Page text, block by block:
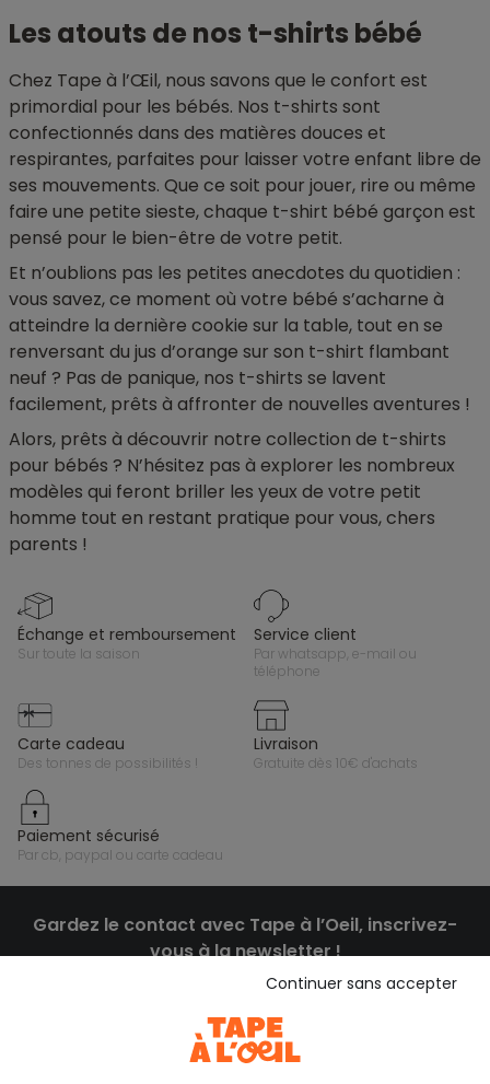
Les atouts de nos t-shirts bébé
Chez Tape à l’Œil, nous savons que le confort est
primordial pour les bébés. Nos t-shirts sont
confectionnés dans des matières douces et
respirantes, parfaites pour laisser votre enfant libre de
ses mouvements. Que ce soit pour jouer, rire ou même
faire une petite sieste, chaque t-shirt bébé garçon est
pensé pour le bien-être de votre petit.
Et n’oublions pas les petites anecdotes du quotidien :
vous savez, ce moment où votre bébé s’acharne à
atteindre la dernière cookie sur la table, tout en se
renversant du jus d’orange sur son t-shirt flambant
neuf ? Pas de panique, nos t-shirts se lavent
facilement, prêts à affronter de nouvelles aventures !
Alors, prêts à découvrir notre collection de t-shirts
pour bébés ? N’hésitez pas à explorer les nombreux
modèles qui feront briller les yeux de votre petit
homme tout en restant pratique pour vous, chers
parents !
échange et remboursement
sur toute la saison
service client
par whatsapp, e-mail ou
téléphone
carte cadeau
des tonnes de possibilités !
livraison
gratuite dès 10€ d'achats
paiement sécurisé
par cb, paypal ou carte cadeau
Gardez le contact avec Tape à l’Oeil, inscrivez-
vous à la newsletter !
Je m'inscris
Rejoignez la communauté !
Continuer sans accepter